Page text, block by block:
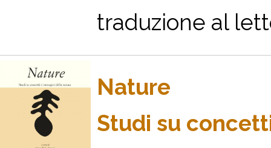
traduzione al
Nature
Studi su